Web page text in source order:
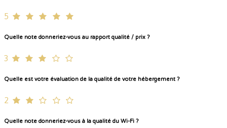
5
Quelle note donneriez-vous au rapport qualité / prix ?
3
Quelle est votre évaluation de la qualité de votre hébergement ?
2
Quelle note donneriez-vous à la qualité du Wi-Fi ?